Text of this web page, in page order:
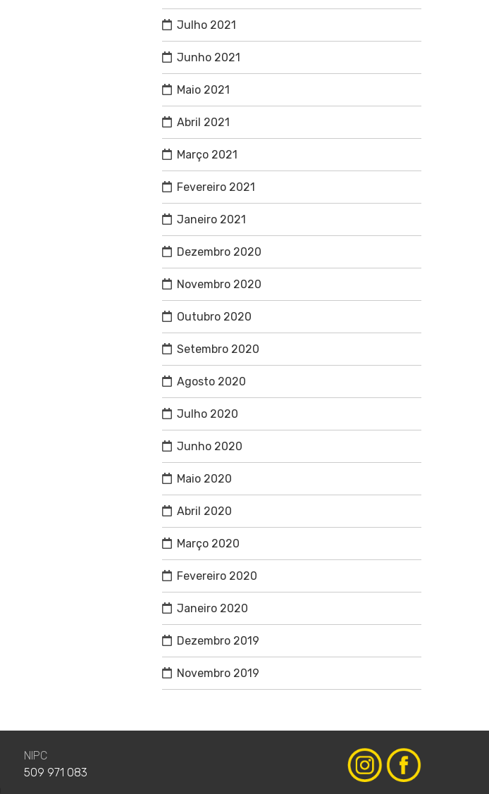
Julho 2021
Junho 2021
Maio 2021
Abril 2021
Março 2021
Fevereiro 2021
Janeiro 2021
Dezembro 2020
Novembro 2020
Outubro 2020
Setembro 2020
Agosto 2020
Julho 2020
Junho 2020
Maio 2020
Abril 2020
Março 2020
Fevereiro 2020
Janeiro 2020
Dezembro 2019
Novembro 2019
NIPC
509 971 083